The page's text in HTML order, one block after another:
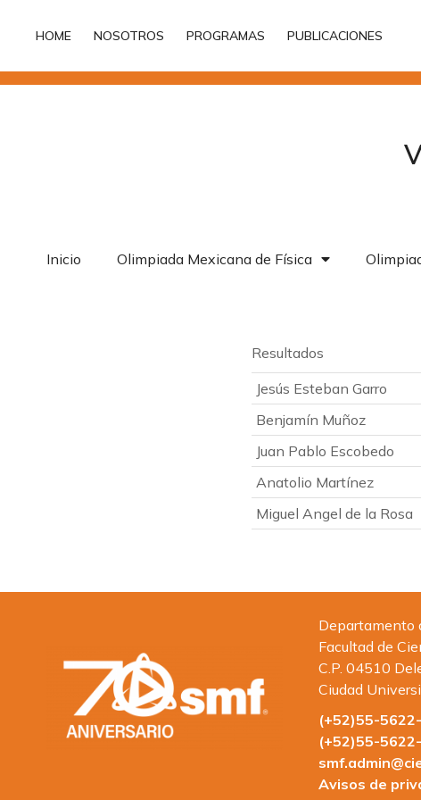
HOME NOSOTROS PROGRAMAS PUBLICACIONES
Inicio Olimpiada Mexicana de Física
Resultados
Jesús Esteban Garro
Benjamín Muñoz
Juan Pablo Escobedo
Anatolio Martínez
Miguel Angel de la Rosa
Departamento
Facultad de
C.P. 04510
Ciudad
(+52)55-
(+52)55-
Avisos de